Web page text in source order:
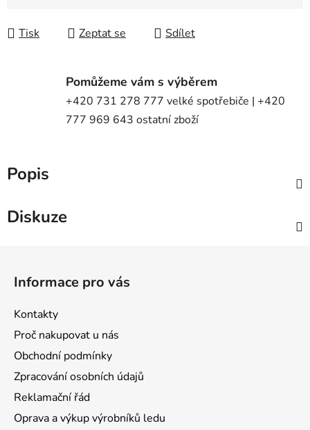
Tisk
Zeptat se Sdílet
Pomůžeme vám s výběrem
+420 731 278 777 velké spotřebiče | +420
777 969 643 ostatní zboží
Popis
Diskuze
Informace pro vás
Kontakty
Proč nakupovat u nás
Obchodní podmínky
Zpracování osobních údajů
Reklamační řád
Oprava a výkup výrobníků ledu